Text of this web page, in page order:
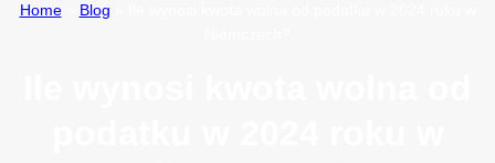
Home» Blog